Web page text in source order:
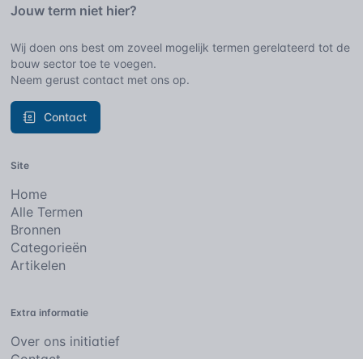
Jouw term niet hier?
Wij doen ons best om zoveel mogelijk termen gerelateerd tot de
bouw sector toe te voegen.
Neem gerust contact met ons op.
Contact
Site
Home
Alle Termen
Bronnen
Categorieën
Artikelen
Extra informatie
Over ons initiatief